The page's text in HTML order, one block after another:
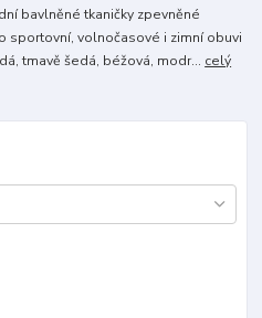
bavlněné tkaničky zpevněné
sportovní, volnočasové i zimní obuvi
tmavě šedá, béžová, modr... celý